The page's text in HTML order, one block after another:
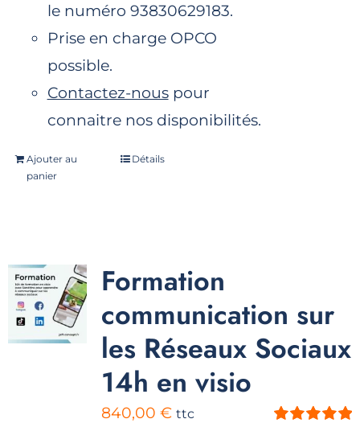
le numéro 93830629183.
Prise en charge OPCO
possible.
Contactez-nouspour
connaitre nos disponibilités.
Ajouter au
panier
Détails
Formation
communication sur
les Réseaux Sociaux
14h en visio
840,00 € ttc